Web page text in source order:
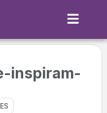
inspiram-